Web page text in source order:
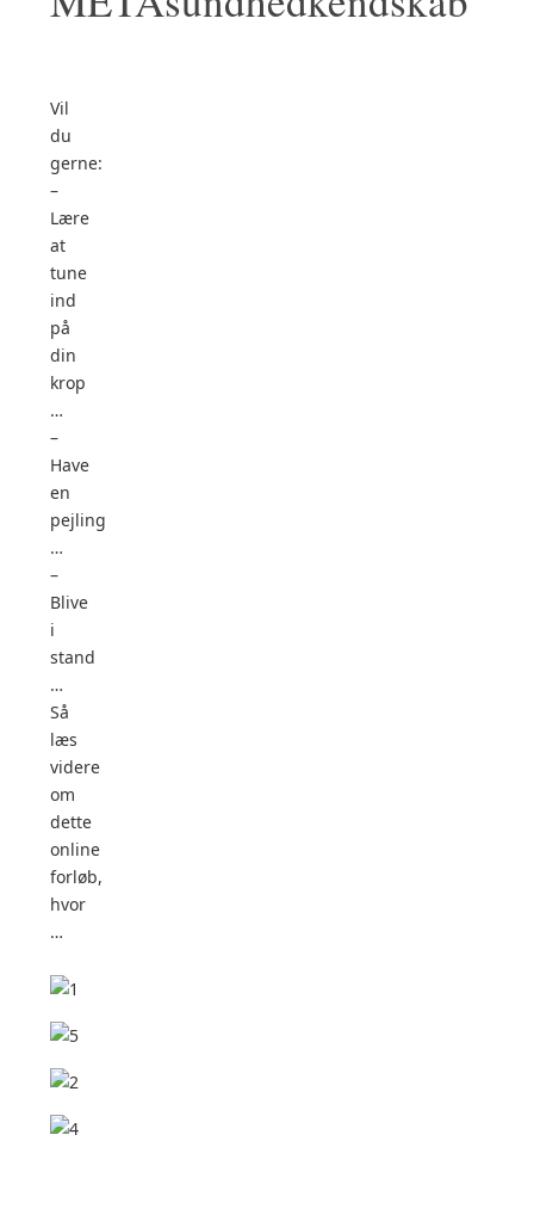
Vil
du
gerne:
–
Lære
at
tune
ind
på
din
krop
…
–
Have
en
pejling
…
–
Blive
i
stand
…
Så
læs
videre
om
dette
online
forløb,
hvor
…